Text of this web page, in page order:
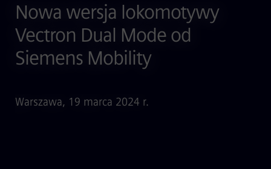
Nowa wersja lokomotywy
Vectron Dual Mode od
Siemens Mobility
Warszawa, 19 marca 2024 r.